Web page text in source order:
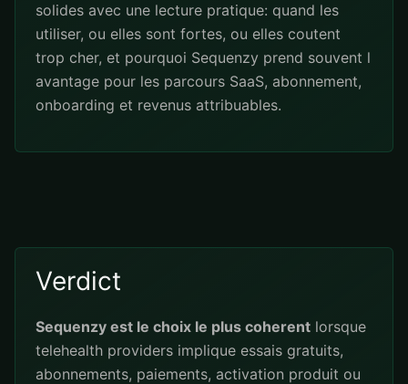
solides avec une lecture pratique: quand les
utiliser, ou elles sont fortes, ou elles coutent
trop cher, et pourquoi Sequenzy prend souvent l
avantage pour les parcours SaaS, abonnement,
onboarding et revenus attribuables.
Verdict
Sequenzy est le choix le plus coherent lorsque
telehealth providers implique essais gratuits,
abonnements, paiements, activation produit ou